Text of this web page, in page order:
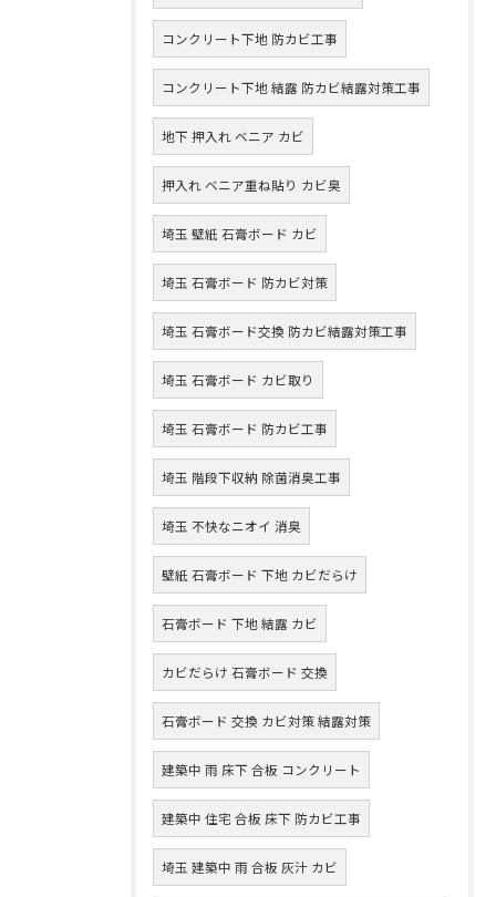
コンクリート下地 防カビ工事
コンクリート下地 結露 防カビ結露対策工事
地下 押入れ ベニア カビ
押入れ ベニア重ね貼り カビ臭
埼玉 壁紙 石膏ボード カビ
埼玉 石膏ボード 防カビ対策
埼玉 石膏ボード交換 防カビ結露対策工事
埼玉 石膏ボード カビ取り
埼玉 石膏ボード 防カビ工事
埼玉 階段下収納 除菌消臭工事
埼玉 不快なニオイ 消臭
壁紙 石膏ボード 下地 カビだらけ
石膏ボード 下地 結露 カビ
カビだらけ 石膏ボード 交換
石膏ボード 交換 カビ対策 結露対策
建築中 雨 床下 合板 コンクリート
建築中 住宅 合板 床下 防カビ工事
埼玉 建築中 雨 合板 灰汁 カビ